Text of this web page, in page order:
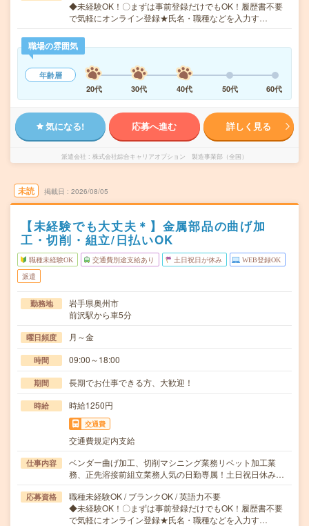
◆未経験OK！〇まずは事前登録だけでもOK！履歴書不要
で気軽にオンライン登録★氏名・職種などを入力す…
職場の雰囲気
年齢層
20代
30代 40代 50代 60代
気になる! 応募へ進む 詳しく見る
派遣会社 株式会社綜合キャリアオプション 製造事業部（全国）
未読 掲載日 2026/08/05
【未経験でも大丈夫＊】金属部品の曲げ加
工・切削・組立/日払いOK
職種未経験OK 交通費別途支給あり 土日祝日が休み WEB登録OK
派遣
勤務地
岩手県奥州市
前沢駅から車5分
曜日頻度 月～金
時間 09:00～18:00
期間 長期でお仕事できる方、大歓迎！
時給 時給1250円
交通費
交通費規定内支給
仕事内容
ベンダー曲げ加工、切削マシニング業務リベット加工業
務、正先溶接前組立業務人気の日勤専属！土日祝日休み…
応募資格
職種未経験OK / ブランクOK / 英語力不要
◆未経験OK！〇まずは事前登録だけでもOK！履歴書不要
で気軽にオンライン登録★氏名・職種などを入力す…